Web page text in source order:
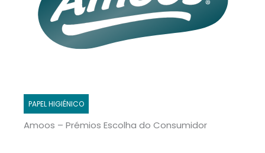
PAPEL HIGIÉNICO
Amoos – Prémios Escolha do Consumidor